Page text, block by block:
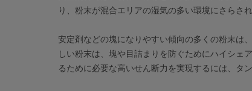
り、粉末が混合エリアの湿気の多い環境にさらさ
安定剤などの塊になりやすい傾向の多くの粉末は
しい粉末は、塊や目詰まりを防ぐためにハイシェ
るために必要な高いせん断力を実現するには、タ